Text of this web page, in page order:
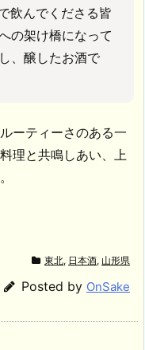
飲んでくださる皆
の架け橋になって
、醸したお酒で
ーティーさのある一
理と共鳴しあい、上
東北, 日本酒, 山形県
Posted by OnSake